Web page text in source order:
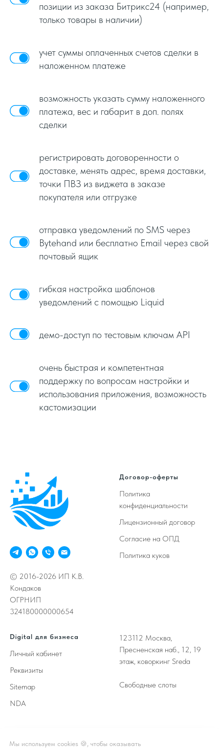
позиции из заказа Битрикс24 (например,
только товары в наличии)
учет суммы оплаченных счетов сделки в
наложенном платеже
возможность указать сумму наложенного
платежа, вес и габарит в доп. полях
сделки
регистрировать договоренности о
доставке, менять адрес, время доставки,
точки ПВЗ из виджета в заказе
покупателя или отгрузке
отправка уведомлений по SMS через
Bytehand или бесплатно Email через свой
почтовый ящик
гибкая настройка шаблонов
уведомлений с помощью Liquid
демо-доступ по тестовым ключам API
очень быстрая и компетентная
поддержку по вопросам настройки и
использования приложения, возможность
кастомизации
© 2016-2026 ИП К.В.
Кондаков
ОГРНИП
324180000000654
Договор-оферты
Политика
конфиденциальности
Лицензионный договор
Согласие на ОПД
Политика куков
Digital для бизнеса
Личный кабинет
Реквизиты
Sitemap
NDA
123112 Москва,
Пресненская наб., 12, 19
этаж, коворкинг Sreda
Свободные слоты
Принимаем к оплате
Мы используем cookies 🍪, чтобы оказывать